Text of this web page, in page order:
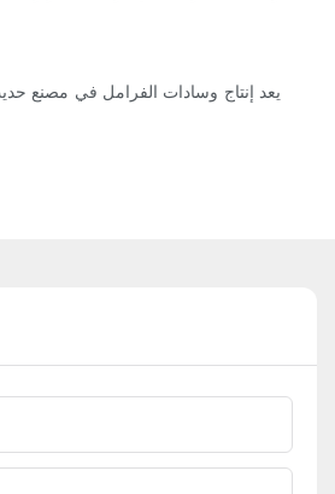
يعد إنتاج وسادات الفرامل في مصنع